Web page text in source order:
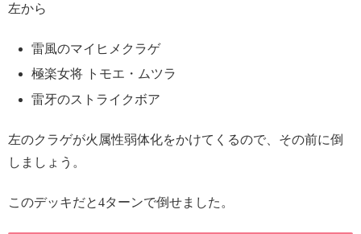
左から
雷風のマイヒメクラゲ
極楽女将 トモエ・ムツラ
雷牙のストライクボア
左のクラゲが火属性弱体化をかけてくるので、その前に倒
しましょう。
このデッキだと4ターンで倒せました。